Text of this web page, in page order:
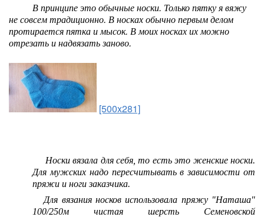
В принципе это обычные носки. Только пятку я вяжу
не совсем традиционно. В носках обычно первым делом
протирается пятка и мысок. В моих носках их можно
отрезать и надвязать заново.
[500x281]
Носки вязала для себя, то есть это женские носки.
Для мужских надо пересчитывать в зависимости от
пряжи и ноги заказчика.
Для вязания носков использовала пряжу "Наташа"
100/250м чистая шерсть Семеновской